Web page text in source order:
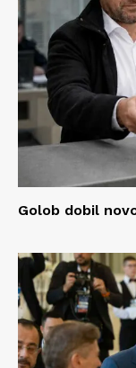
Golob dobil